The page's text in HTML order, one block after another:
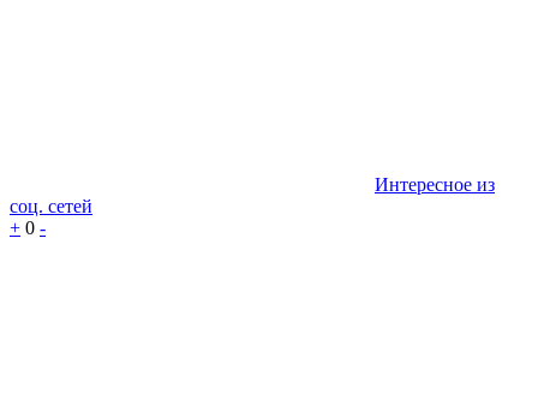
Интересное из
соц. сетей
+ 0 -